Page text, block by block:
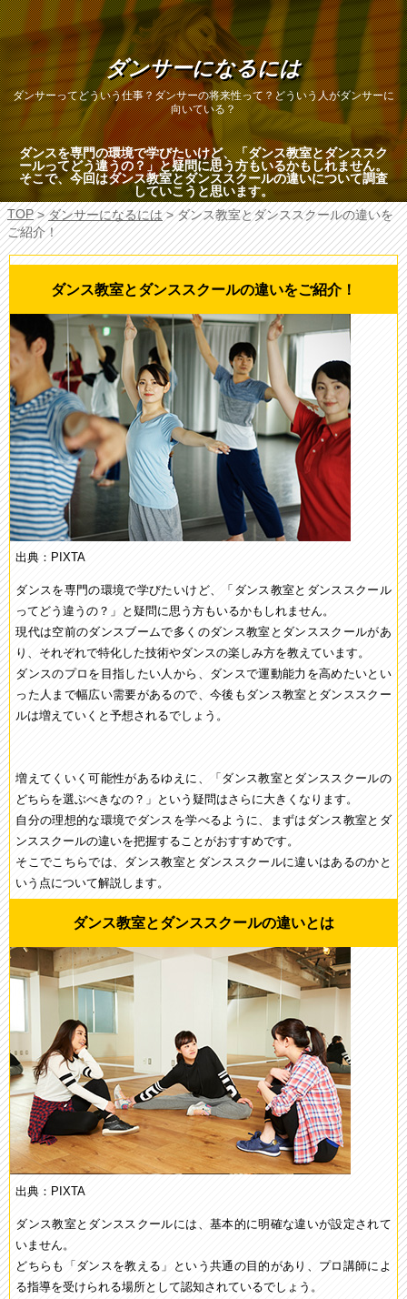
ダンサーになるには
ダンサーってどういう仕事？ダンサーの将来性って？どういう人がダンサーに
向いている？
ダンスを専門の環境で学びたいけど、「ダンス教室とダンススク
ールってどう違うの？」と疑問に思う方もいるかもしれません。
そこで、今回はダンス教室とダンススクールの違いについて調査
していこうと思います。
TOP>ダンサーになるには> ダンス教室とダンススクールの違いを
ご紹介！
ダンス教室とダンススクールの違いをご紹介！
出典：PIXTA
ダンスを専門の環境で学びたいけど、「ダンス教室とダンススクール
ってどう違うの？」と疑問に思う方もいるかもしれません。
現代は空前のダンスブームで多くのダンス教室とダンススクールがあ
り、それぞれで特化した技術やダンスの楽しみ方を教えています。
ダンスのプロを目指したい人から、ダンスで運動能力を高めたいとい
った人まで幅広い需要があるので、今後もダンス教室とダンススクー
ルは増えていくと予想されるでしょう。
増えてくいく可能性があるゆえに、「ダンス教室とダンススクールの
どちらを選ぶべきなの？」という疑問はさらに大きくなります。
自分の理想的な環境でダンスを学べるように、まずはダンス教室とダ
ンススクールの違いを把握することがおすすめです。
そこでこちらでは、ダンス教室とダンススクールに違いはあるのかと
いう点について解説します。
ダンス教室とダンススクールの違いとは
出典：PIXTA
ダンス教室とダンススクールには、基本的に明確な違いが設定されて
いません。
どちらも「ダンスを教える」という共通の目的があり、プロ講師によ
る指導を受けられる場所として認知されているでしょう。